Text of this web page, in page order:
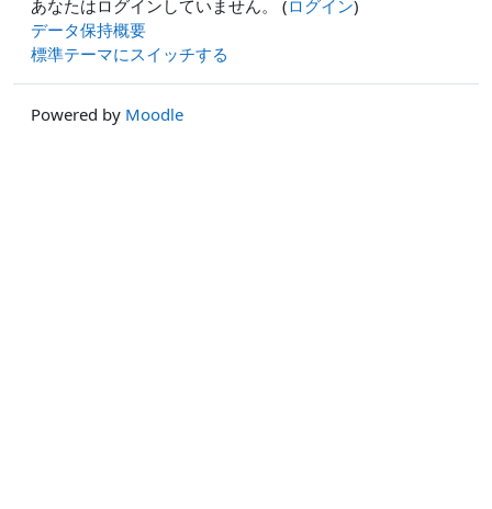
あなたはログインしていません。 (ログイン)
データ保持概要
標準テーマにスイッチする
Powered by Moodle